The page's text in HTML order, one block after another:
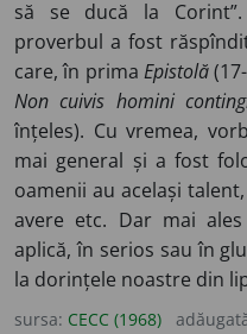
să se ducă la
proverbul a fost
care, în prima Epistolă
Non cuivis homini
înțeles). Cu vremea,
mai general și a fost
oamenii au același
avere etc. Dar mai
aplică, în serios sau în
la dorințele noastre din
sursa: CECC (1968)